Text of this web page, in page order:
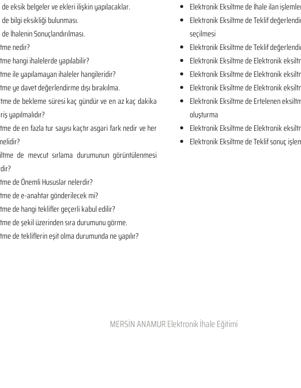
eksik belgeler ve ekleri ilişkin yapılacaklar.
bilgi eksikliği bulunması.
İhalenin Sonuçlandırılması.
nedir?
hangi ihalelerde yapılabilir?
ile yapılamayan ihaleler hangileridir?
ye davet değerlendirme dışı bırakılma.
de bekleme süresi kaç gündür ve en az kaç dakika
yapılmalıdır?
de en fazla tur sayısı kaçtır asgari fark nedir ve her
de mevcut sırlama durumunun görüntülenmesi
de Önemli Hususlar nelerdir?
de e-anahtar gönderilecek mi?
de hangi teklifler geçerli kabul edilir?
de şekil üzerinden sıra durumunu görme.
de tekliflerin eşit olma durumunda ne yapılır?
Elektronik Eksiltme de İhale ilan
Elektronik Eksiltme de Teklif
seçilmesi
Elektronik Eksiltme de Teklif
Elektronik Eksiltme de Elektronik
Elektronik Eksiltme de Elektronik
Elektronik Eksiltme de Elektronik
Elektronik Eksiltme de Ertelenen
oluşturma
Elektronik Eksiltme de Elektronik
Elektronik Eksiltme de Teklif sonuç
MERSİN ANAMUR Elektronik İhale Eğitimi